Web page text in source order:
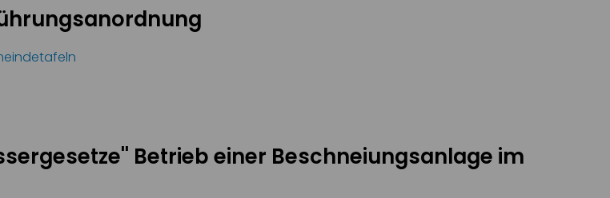
Betrieb einer Beschneiungsanlage im